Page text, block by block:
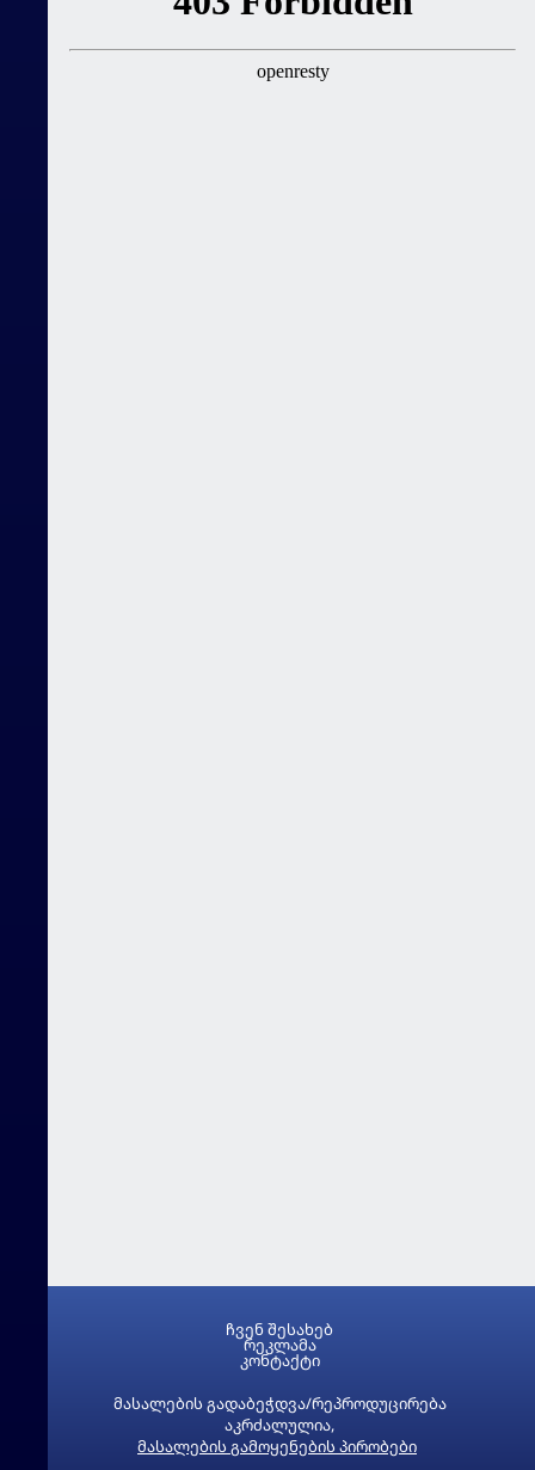
მასალების გადაბეჭდვა/რეპროდუცირება
აკრძალულია,
მასალების გამოყენების პირობები
ჩვენ შესახებ
რეკლამა
კონტაქტი